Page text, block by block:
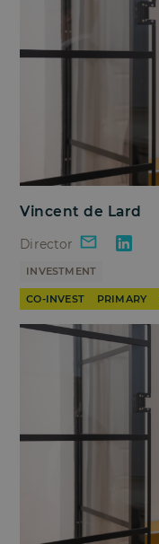
Vincent de Lard
Director
INVESTMENT
CO-INVEST PRIMARY